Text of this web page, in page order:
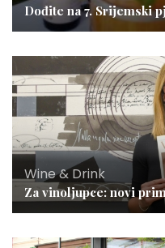
Dođite na 7. Srijemski
Wine & Drink
Za vinoljupce: novi